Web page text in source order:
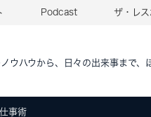
Podcast ザ・レス
ウハウから、日々の出来事まで、
事術